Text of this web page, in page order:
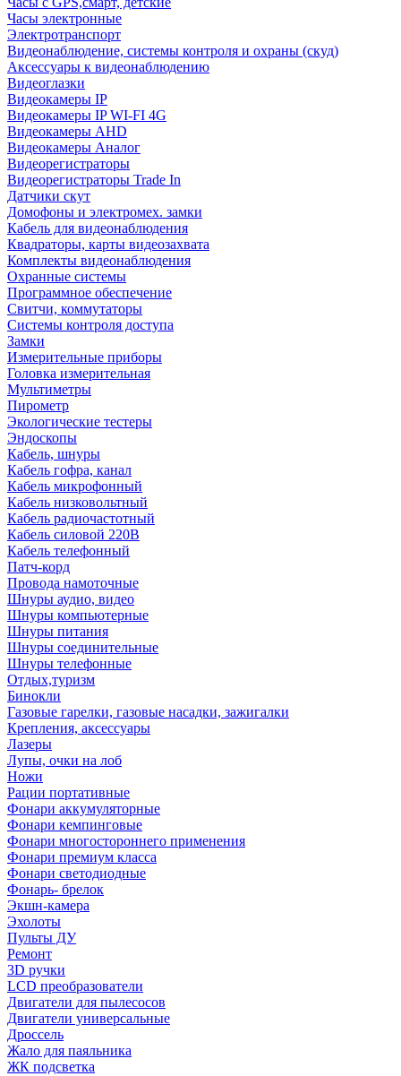
Часы электронные
Электротранспорт
Видеонаблюдение, системы контроля и охраны (скуд)
Аксессуары к видеонаблюдению
Видеоглазки
Видеокамеры IP
Видеокамеры IP WI-FI 4G
Видеокамеры AHD
Видеокамеры Аналог
Видеорегистраторы
Видеорегистраторы Trade In
Датчики скут
Домофоны и электромех. замки
Кабель для видеонаблюдения
Квадраторы, карты видеозахвата
Комплекты видеонаблюдения
Охранные системы
Программное обеспечение
Свитчи, коммутаторы
Системы контроля доступа
Замки
Измерительные приборы
Головка измерительная
Мультиметры
Пирометр
Экологические тестеры
Эндоскопы
Кабель, шнуры
Кабель гофра, канал
Кабель микрофонный
Кабель низковольтный
Кабель радиочастотный
Кабель силовой 220В
Кабель телефонный
Патч-корд
Провода намоточные
Шнуры аудио, видео
Шнуры компьютерные
Шнуры питания
Шнуры соединительные
Шнуры телефонные
Отдых,туризм
Бинокли
Газовые гарелки, газовые насадки, зажигалки
Крепления, аксессуары
Лазеры
Лупы, очки на лоб
Ножи
Рации портативные
Фонари аккумуляторные
Фонари кемпинговые
Фонари многостороннего применения
Фонари премиум класса
Фонари светодиодные
Фонарь- брелок
Экшн-камера
Эхолоты
Пульты ДУ
Ремонт
3D ручки
LCD преобразователи
Двигатели для пылесосов
Двигатели универсальные
Дроссель
Жало для паяльника
ЖК подсветка